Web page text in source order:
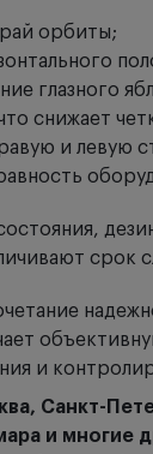
орбиты;
глазного
снижает
и левую
срок
и
Санкт-
и многие